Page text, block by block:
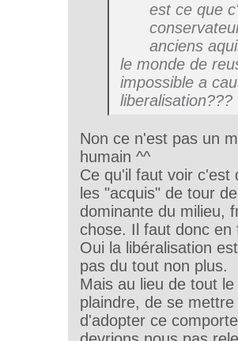
est ce que
anciens
le monde de
impossible a
liberalisation???
Non ce n'est pas un
humain ^^
Ce qu'il faut voir c'est
les "acquis" de tour
dominante du milieu,
chose. Il faut donc en
Oui la libéralisation
pas du tout non plus.
Mais au lieu de tout
plaindre, de se
d'adopter ce